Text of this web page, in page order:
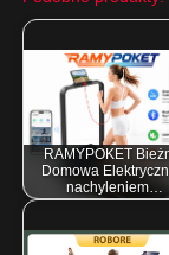
RAMYPOKET
Domowa
nachyleniem…